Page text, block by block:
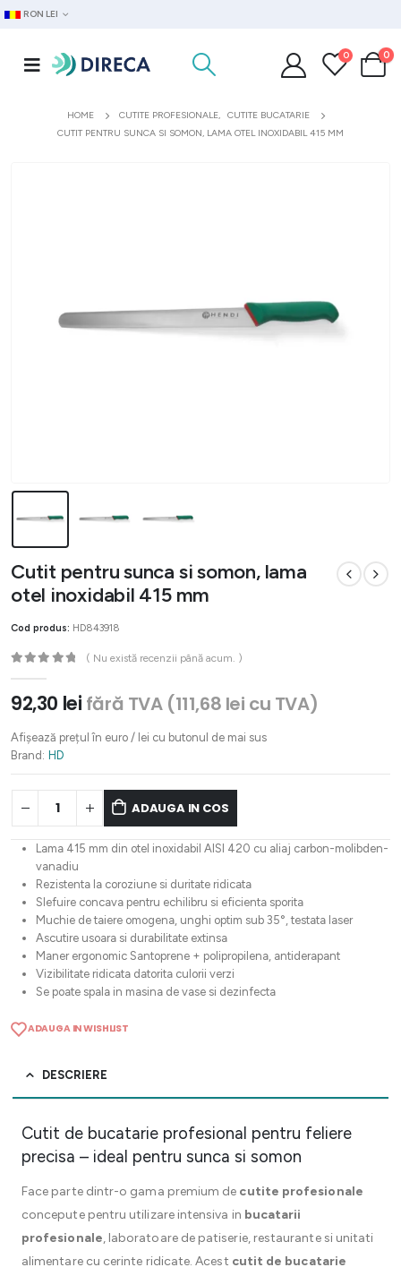
RON LEI
0 0
HOME CUTITE PROFESIONALE,
CUTITE BUCATARIE
CUTIT PENTRU SUNCA SI SOMON, LAMA OTEL INOXIDABIL 415 MM
Cutit pentru sunca si somon, lama
otel inoxidabil 415 mm
Cod produs: HD843918
( Nu există recenzii până acum. )
92,30 lei fără TVA (111,68 lei cu TVA)
Afișează prețul în euro / lei cu butonul de mai sus
Brand: HD
ADAUGA IN COS
Lama 415 mm din otel inoxidabil AISI 420 cu aliaj carbon-molibden-
vanadiu
Rezistenta la coroziune si duritate ridicata
Slefuire concava pentru echilibru si eficienta sporita
Muchie de taiere omogena, unghi optim sub 35°, testata laser
Ascutire usoara si durabilitate extinsa
Maner ergonomic Santoprene + polipropilena, antiderapant
Vizibilitate ridicata datorita culorii verzi
Se poate spala in masina de vase si dezinfecta
ADAUGA IN WISHLIST
DESCRIERE
Cutit de bucatarie profesional pentru feliere
precisa – ideal pentru sunca si somon
Face parte dintr-o gama premium de cutite profesionale
concepute pentru utilizare intensiva in bucatarii
profesionale, laboratoare de patiserie, restaurante si unitati
alimentare cu cerinte ridicate. Acest cutit de bucatarie